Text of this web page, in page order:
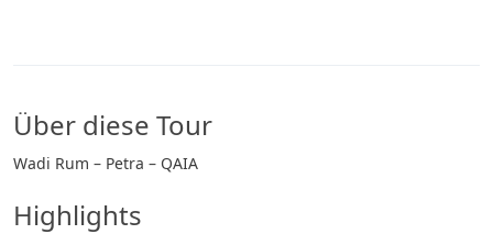
Über diese Tour
Wadi Rum – Petra – QAIA
Highlights